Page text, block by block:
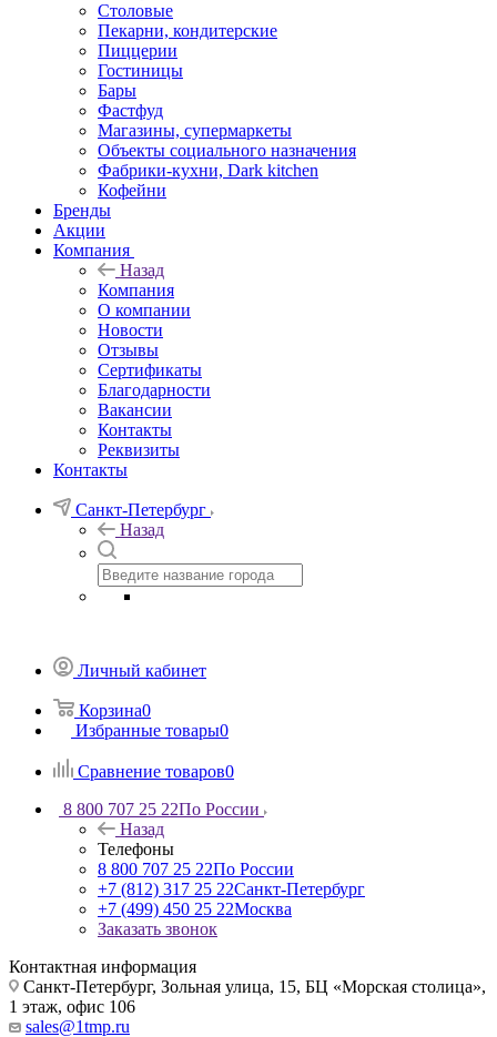
Столовые
Пекарни, кондитерские
Пиццерии
Гостиницы
Бары
Фастфуд
Магазины, супермаркеты
Объекты социального назначения
Фабрики-кухни, Dark kitchen
Кофейни
Бренды
Акции
Компания
Назад
Компания
О компании
Новости
Отзывы
Сертификаты
Благодарности
Вакансии
Контакты
Реквизиты
Контакты
Санкт-Петербург
Назад
Личный кабинет
Корзина0
Избранные товары0
Сравнение товаров0
8 800 707 25 22По России
Назад
Телефоны
8 800 707 25 22По России
+7 (812) 317 25 22Санкт-Петербург
+7 (499) 450 25 22Москва
Заказать звонок
Контактная информация
Санкт-Петербург, Зольная улица, 15, БЦ «Морская столица»,
1 этаж, офис 106
sales@1tmp.ru